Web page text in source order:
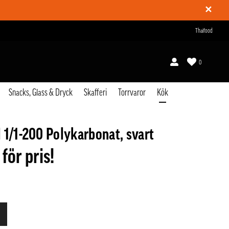
✕
Thaifood
0
Snacks, Glass & Dryck Skafferi Torrvaror Kök
1/1-200 Polykarbonat, svart
för pris!